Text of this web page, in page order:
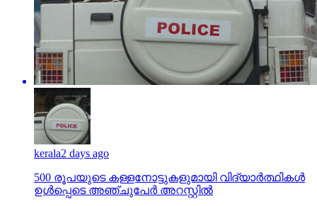
kerala2 days ago
500 രൂപയുടെ കള്ളനോട്ടുകളുമായി വിദ്യാര്‍ത്ഥികള്‍
ഉള്‍പ്പെടെ അഞ്ചുപേര്‍ അറസ്റ്റില്‍